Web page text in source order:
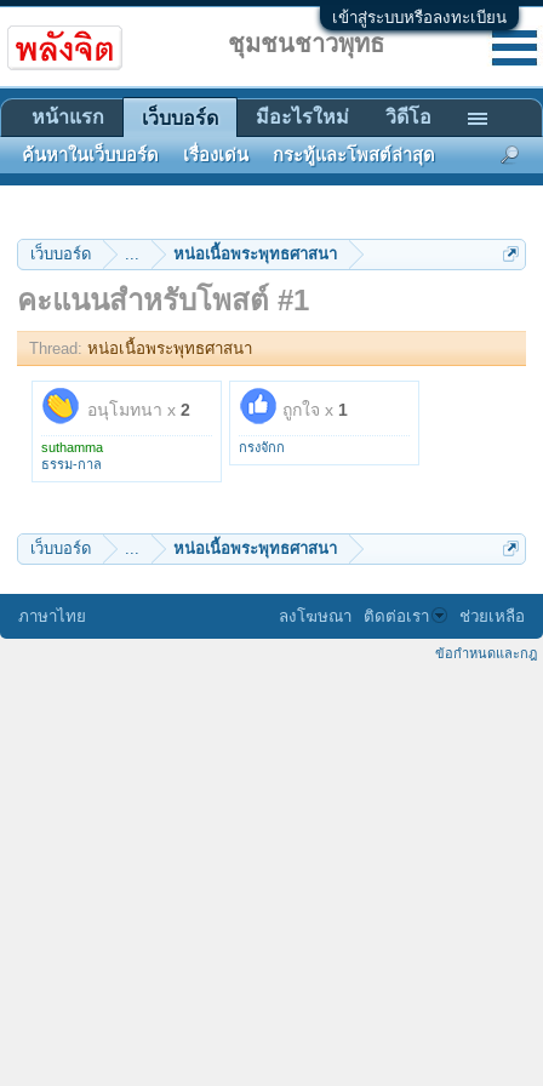
เข้าสู่ระบบหรือลงทะเบียน
เว็บบอร์ด ... หน่อเนื้อพระพุทธศาสนา
คะแนนสำหรับโพสต์ #1
Thread: หน่อเนื้อพระพุทธศาสนา
อนุโมทนา x 2
suthamma
ธรรม-กาล
ถูกใจ x 1
กรงจักก
เว็บบอร์ด ... หน่อเนื้อพระพุทธศาสนา
ชุมชนชาวพุทธ
หน้าแรก เว็บบอร์ด
ค้นหาในเว็บบอร์ด เรื่องเด่น กระทู้และโพสต์ล่าสุด
มีอะไรใหม่ วิดีโอ
ภาษาไทย ลงโฆษณา ติดต่อเรา ช่วยเหลือ
ข้อกำหนดและกฎ